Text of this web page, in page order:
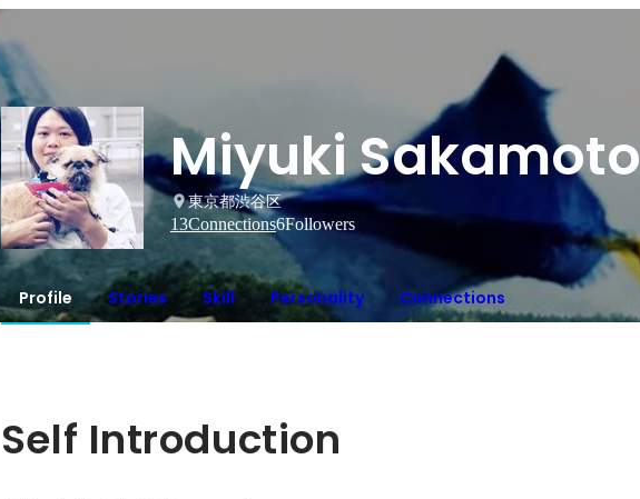
Miyuki Sakamoto
東京都渋谷区
13Connections6Followers
Profile Stories Skill Personality Connections
Self Introduction